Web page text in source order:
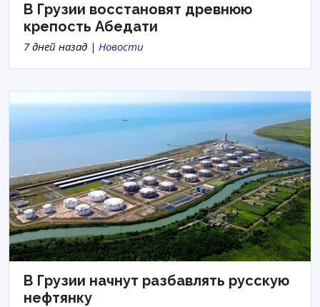
В Грузии восстановят древнюю
крепость Абедати
7 дней назад | Новости
В Грузии начнут разбавлять русскую
нефтянку